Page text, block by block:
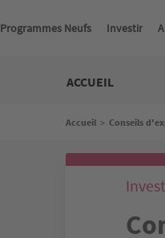
Programmes Neufs Investir
ACCUEIL
Fil
Accueil > Conseils